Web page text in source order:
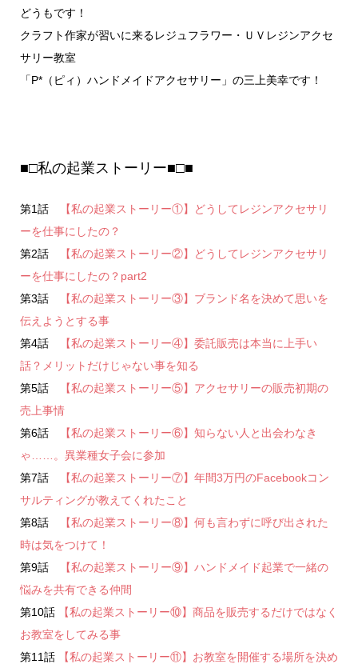
どうもです！
クラフト作家が習いに来るレジュフラワー・ＵＶレジンアクセ
サリー教室
「P*（ピィ）ハンドメイドアクセサリー」の三上美幸です！
■□私の起業ストーリー■□■
第1話
【私の起業ストーリー①】どうしてレジンアクセサリ
ーを仕事にしたの？
第2話
【私の起業ストーリー②】どうしてレジンアクセサリ
ーを仕事にしたの？part2
第3話
【私の起業ストーリー③】ブランド名を決めて思いを
伝えようとする事
第4話
【私の起業ストーリー④】委託販売は本当に上手い
話？メリットだけじゃない事を知る
第5話
【私の起業ストーリー⑤】アクセサリーの販売初期の
売上事情
第6話
【私の起業ストーリー⑥】知らない人と出会わなき
ゃ……。異業種女子会に参加
第7話
【私の起業ストーリー⑦】年間3万円のFacebookコン
サルティングが教えてくれたこと
第8話
【私の起業ストーリー⑧】何も言わずに呼び出された
時は気をつけて！
第9話
【私の起業ストーリー⑨】ハンドメイド起業で一緒の
悩みを共有できる仲間
第10話
【私の起業ストーリー⑩】商品を販売するだけではなく
お教室をしてみる事
第11話
【私の起業ストーリー⑪】お教室を開催する場所を決め